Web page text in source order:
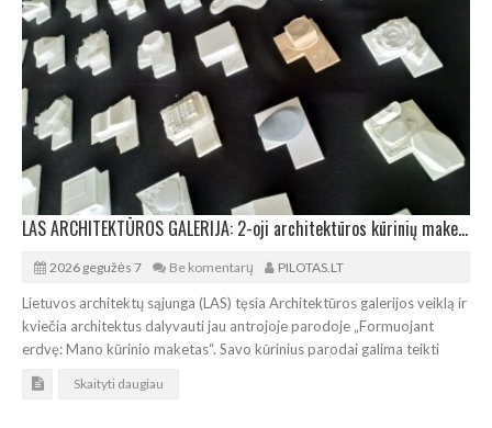
LAS ARCHITEKTŪROS GALERIJA: 2-oji architektūros kūrinių maketų paroda
2026 gegužės 7 Be komentarų PILOTAS.LT
Lietuvos architektų sąjunga (LAS) tęsia Architektūros galerijos veiklą ir
kviečia architektus dalyvauti jau antrojoje parodoje „Formuojant
erdvę: Mano kūrinio maketas“. Savo kūrinius parodai galima teikti
Skaityti daugiau